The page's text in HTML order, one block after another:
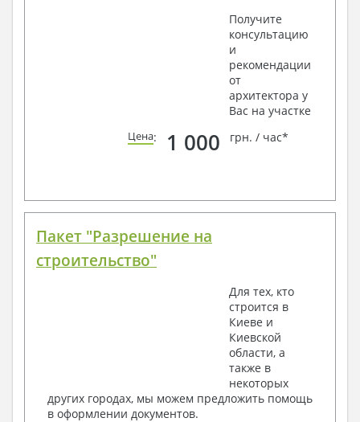
Получите
консультацию
и
рекомендации
от
архитектора у
Вас на участке
Цена: 1 000 грн. / час*
Пакет "Разрешение на
строительство"
Для тех, кто
строится в
Киеве и
Киевской
области, а
также в
некоторых
других городах, мы можем предложить помощь
в оформлении документов.